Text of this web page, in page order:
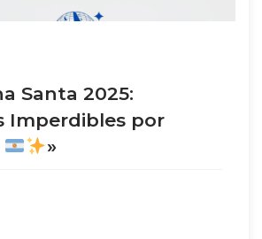
Santa 2025:
Imperdibles por
»